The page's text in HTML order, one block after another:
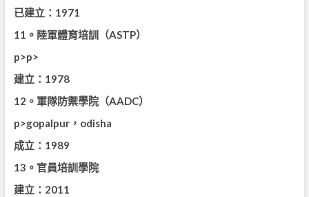
已建立：1971
11。陸軍體育培訓（ASTP）
p>p>
建立：1978
12。軍隊防禦學院（AADC）
p>gopalpur，odisha
成立：1989
13。官員培訓學院
建立：2011